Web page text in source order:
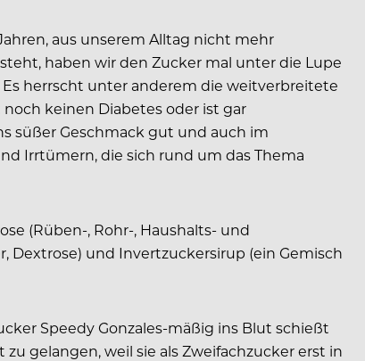
aus unserem Alltag nicht mehr
haben wir den Zucker mal unter die Lupe
herrscht unter anderem die weitverbreitete
keinen Diabetes oder ist gar
süßer Geschmack gut und auch im
Irrtümern, die sich rund um das Thema
(Rüben-, Rohr-, Haushalts- und
Dextrose) und Invertzuckersirup (ein Gemisch
Speedy Gonzales-mäßig ins Blut schießt
gelangen, weil sie als Zweifachzucker erst in